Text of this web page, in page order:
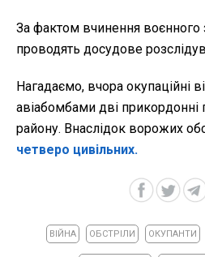
За фактом вчинення воєнного
проводять досудове
Нагадаємо, вчора окупаційні
авіабомбами дві
району. Внаслідок ворожих
четверо цивільних.
ВІЙНА ОБСТРІЛИ ОКУПАНТИ